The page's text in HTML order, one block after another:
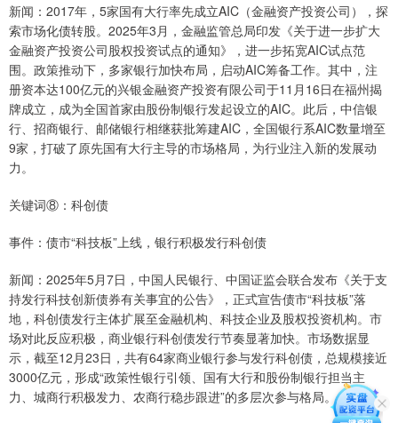
新闻：2017年，5家国有大行率先成立AIC（金融资产投资公司），探
索市场化债转股。2025年3月，金融监管总局印发《关于进一步扩大
金融资产投资公司股权投资试点的通知》，进一步拓宽AIC试点范
围。政策推动下，多家银行加快布局，启动AIC筹备工作。其中，注
册资本达100亿元的兴银金融资产投资有限公司于11月16日在福州揭
牌成立，成为全国首家由股份制银行发起设立的AIC。此后，中信银
行、招商银行、邮储银行相继获批筹建AIC，全国银行系AIC数量增至
9家，打破了原先国有大行主导的市场格局，为行业注入新的发展动
力。
关键词⑧：科创债
事件：债市“科技板”上线，银行积极发行科创债
新闻：2025年5月7日，中国人民银行、中国证监会联合发布《关于支
持发行科技创新债券有关事宜的公告》，正式宣告债市“科技板”落
地，科创债发行主体扩展至金融机构、科技企业及股权投资机构。市
场对此反应积极，商业银行科创债发行节奏显著加快。市场数据显
示，截至12月23日，共有64家商业银行参与发行科创债，总规模接近
3000亿元，形成“政策性银行引领、国有大行和股份制银行担当主
力、城商行积极发力、农商行稳步跟进”的多层次参与格局。